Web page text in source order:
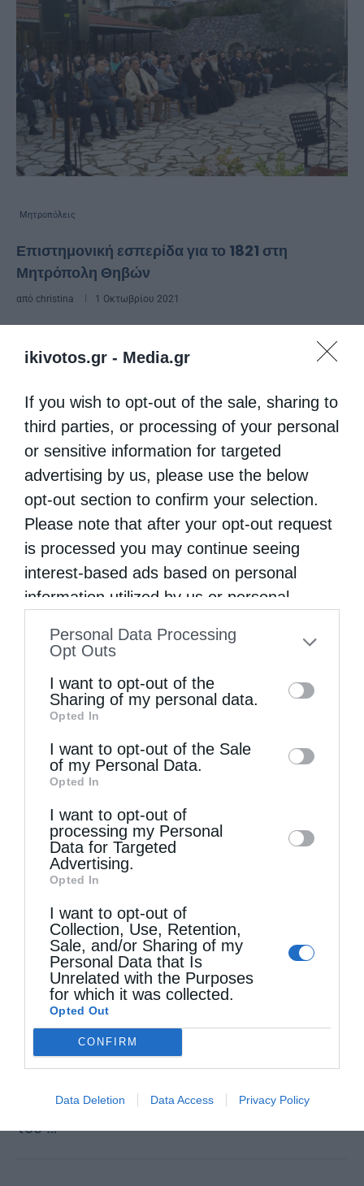
ikivotos.gr - Media.gr
If you wish to opt-out of the sale, sharing to
third parties, or processing of your personal
or sensitive information for targeted
advertising by us, please use the below
opt-out section to confirm your selection.
Please note that after your opt-out request
is processed you may continue seeing
interest-based ads based on personal
information utilized by us or personal
to your opt-out. You may separately opt-out
information by third parties on the IAB’s list
of downstream participants. This
information may also be disclosed by us to
third parties on theIAB’s List of
Downstream Participants
disclose it to other third parties.
Personal Data Processing
Opt Outs
I want to opt-out of the
Sharing of my personal data.
Opted In
I want to opt-out of the Sale
of my Personal Data.
Opted In
I want to opt-out of
processing my Personal
Data for Targeted
Advertising.
Opted In
I want to opt-out of
Collection, Use, Retention,
Sale, and/or Sharing of my
Personal Data that Is
Unrelated with the Purposes
for which it was collected.
Opted Out
CONFIRM
Data Deletion Data Access Privacy Policy
Μητροπόλεις
Επιστημονική εσπερίδα για το 1821 στη
Μητρόπολη Θηβών
από christina 1 Οκτωβρίου 2021
συμπλήρωση 200 ετών από την κήρυξη της
Ελληνικής Επανάστασης, διοργάνωσε η Ιερά
Μητρόπολη Θηβών και Λεβαδείας, την
Τετάρτη 29 Σεπτεμβρίου 2021, στον
προαύλειο χώρο του …
Ὀπτικοακουστικό Ἀφιέρωμα στήν Ἐπανάσταση
τοῦ 1821
christina
Πραγματοποιήθηκε τήν Κυριακή 26
Σεπτεμβρίου 2021, τό ἀπόγευμα, στόν
προαύλειο χῶρο τοῦ Γενικοῦ Λυκείου
Ὠρωποῦ «Μίκης Θεοδωράκης»,
ὀπτικοακουστικό Ἀφιέρωμα στήν
Ἐπανάσταση τοῦ 1821 μέ θέμα: «200 χρόνια
Ἐλευθερία, 200 χρόνια Ἑλλάδα» παρουσίᾳ
τοῦ …